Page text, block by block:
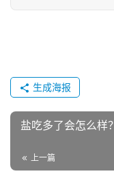
联
网
娱
综
生成海报
盐吃多了会怎么样？
上一篇